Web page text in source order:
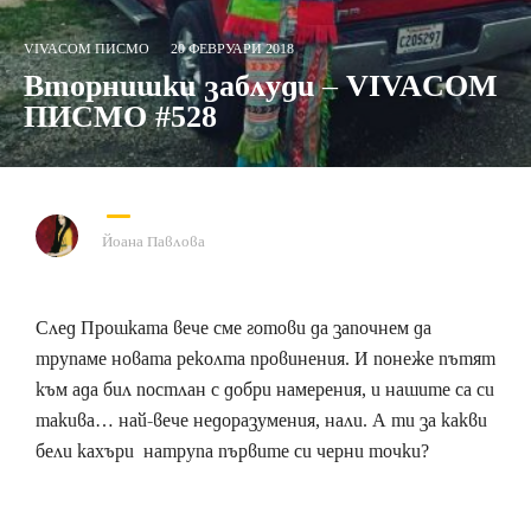
VIVACOM ПИСМО 20 ФЕВРУАРИ 2018
Вторнишки заблуди – VIVACOM
ПИСМО #528
Йоана Павлова
След Прошката вече сме готови да започнем да
трупаме новата реколта провинения. И понеже пътят
към ада бил постлан с добри намерения, и нашите са си
такива… най-вече недоразумения, нали. А ти за какви
бели кахъри натрупа първите си черни точки?